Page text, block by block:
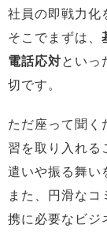
社員の即戦力化
そこでまずは、
電話応対といっ
切です。
ただ座って聞く
習を取り入れる
遣いや振る舞い
また、円滑なコ
携に必要なビジ